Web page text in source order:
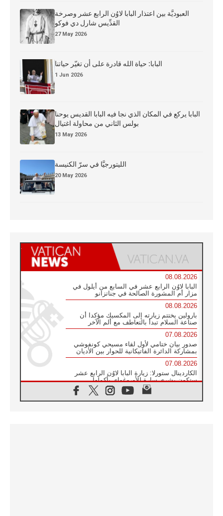
العبوديَّة بين اعتذار البابا لاوُن الرابع عشر وصرخة
القدِّيس شارل دي فوكو
27 May 2026
البابا: حياة الله قادرة على أن تغيّر حياتنا
1 Jun 2026
البابا يركع في المكان الذي نجا فيه البابا القديس يوحنا
بولس الثاني من محاولة اغتيال
13 May 2026
الليتورجيَّا في سرّ الكنيسة
20 May 2026
08.08.2026
البابا لاوُن الرابع عشر في السابع من أيلول في
مزار أم المشورة الصالحة في جناتزانو
08.08.2026
بارولين يختتم زيارته إلى المكسيك مؤكدا أن
صناعة السلام تبدأ بالتعاطف مع ألم الآخر
07.08.2026
صدور بيان ختامي لأول لقاء مسيحي كونفوشي
بمشاركة الدائرة الفاتيكانية للحوار بين الأديان
07.08.2026
الكاردينال ستورلا: زيارة البابا لاوُن الرابع عشر
ستكون بشرى سارة للأوروغواي بأكملها
الفاتيكان يعلن برنامج الزيارة الرسولية للبابا لاوُن